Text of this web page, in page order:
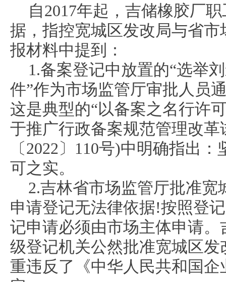
自2017年起，吉储橡胶厂
据，指控宽城区发改局与省市
报材料中提到：
1.备案登记中放置的“选举
件”作为市场监管厅审批人员
这是典型的“以备案之名行许
于推广行政备案规范管理改
〔2022〕110号)中明确指出
可之实。
2.吉林省市场监管厅批准
申请登记无法律依据!按照登
记申请必须由市场主体申请
级登记机关公然批准宽城区
重违反了《中华人民共和国